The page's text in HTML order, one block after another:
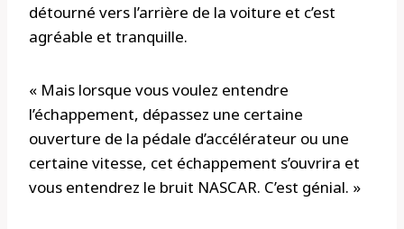
détourné vers l’arrière de la voiture et c’est
agréable et tranquille.
« Mais lorsque vous voulez entendre
l’échappement, dépassez une certaine
ouverture de la pédale d’accélérateur ou une
certaine vitesse, cet échappement s’ouvrira et
vous entendrez le bruit NASCAR. C’est génial. »